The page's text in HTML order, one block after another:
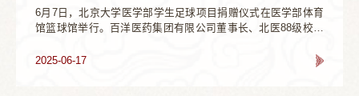
总监）、贾佳（波士顿咨询董事经理）、张嘉迪（巴斯夫环境
催化剂研发与应用亚太区总监）、钱琪（康诺亚生物高级研发
后，校友们纷纷来到捐赠墙前，在捐赠墙上亲手留下铭牌，以
影像定格这份珍贵的回忆。这一块块闪耀的铭牌是北大化学人
所1993级硕士、王选院士的学生。他表示，在师从王选老师学
习和研发的过程中，深切感受到王选老师勇于创新的拼搏精神
励。希望“王选精神弘扬计划”的设立，能够激励和带动更多的当
6月7日，北京大学医学部学生足球项目捐赠仪式在医学部体育
馆篮球馆举行。百洋医药集团有限公司董事长、北医88级校友
部党委副书记、纪委书记王军为，校友办暨基金办主任孙莉
2025-06-17